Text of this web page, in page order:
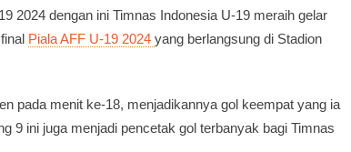
2024 dengan ini Timnas Indonesia U-19 meraih gelar
Piala AFF U-19 2024 yang berlangsung di Stadion
pada menit ke-18, menjadikannya gol keempat yang ia
9 ini juga menjadi pencetak gol terbanyak bagi Timnas